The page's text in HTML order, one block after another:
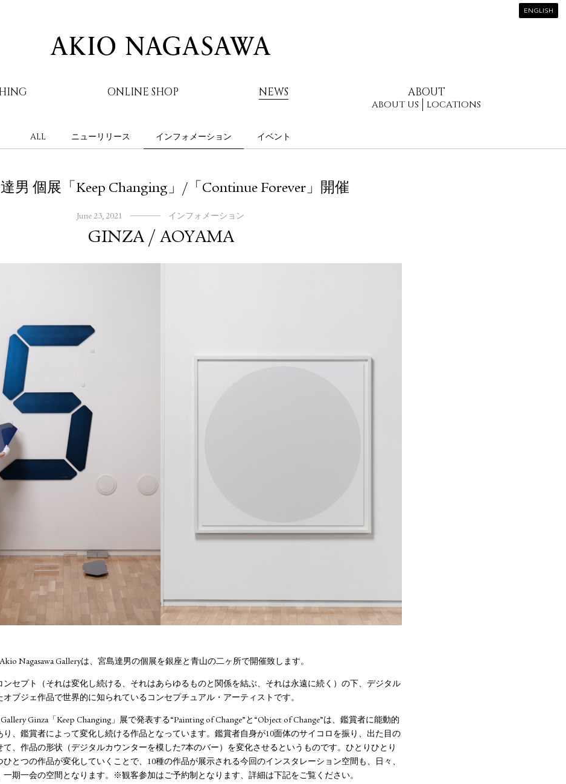
ONLINE SHOP NEWS ABOUT
ABOUT US LOCATIONS
ENGLISH
ALL ニューリリース インフォメーション イベント
男 個展「Keep Changing」/「Continue Forever」開催
June 23, 2021 インフォメーション
GINZA / AOYAMA
Nagasawa Galleryは、宮島達男の個展を銀座と青山の二ヶ所で開催致します。
ンセプト（それは変化し続ける、それはあらゆるものと関係を結ぶ、それは永遠に続く）の下、デジタル
ブジェ作品で世界的に知られているコンセプチュアル・アーティストです。
Ginza「Keep Changing」展で発表する“Painting of Change”と“Object of Change”は、鑑賞者に能動的
り、鑑賞者によって変化し続ける作品となっています。鑑賞者自身が10面体のサイコロを振り、出た目の
て、作品の形状（デジタルカウンターを模した7本のバー）を変化させるというものです。ひとりひとり
とつの作品が変化していくことで、10種の作品が展示される今回のインスタレーション空間も、日々、
一期一会の空間となります。※観客参加はご予約制となります、詳細は下記をご覧ください。